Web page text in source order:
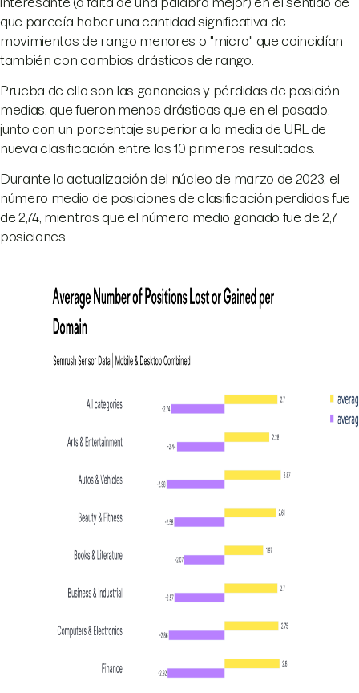
que parecía haber una cantidad significativa de
movimientos de rango menores o "micro" que coincidían
también con cambios drásticos de rango.
Prueba de ello son las ganancias y pérdidas de posición
medias, que fueron menos drásticas que en el pasado,
junto con un porcentaje superior a la media de URL de
nueva clasificación entre los 10 primeros resultados.
Durante la actualización del núcleo de marzo de 2023, el
número medio de posiciones de clasificación perdidas fue
de 2,74, mientras que el número medio ganado fue de 2,7
posiciones.